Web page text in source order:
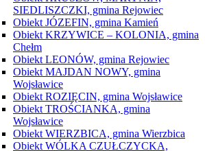
SIEDLISZCZKI, gmina Rejowiec
Obiekt JÓZEFIN, gmina Kamień
Obiekt KRZYWICE – KOLONIA, gmina
Chełm
Obiekt LEONÓW, gmina Rejowiec
Obiekt MAJDAN NOWY, gmina
Wojsławice
Obiekt ROZIĘCIN, gmina Wojsławice
Obiekt TROŚCIANKA, gmina
Wojsławice
Obiekt WIERZBICA, gmina Wierzbica
Obiekt WÓLKA CZUŁCZYCKA,